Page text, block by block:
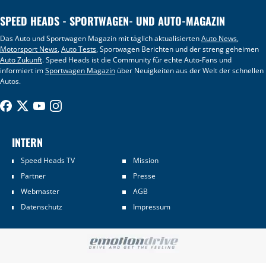
SPEED HEADS - SPORTWAGEN- UND AUTO-MAGAZIN
Das Auto und Sportwagen Magazin mit täglich aktualisiertenAuto News,
Motorsport News,Auto Tests, Sportwagen Berichten und der streng geheimen
Auto Zukunft. Speed Heads ist die Community für echte Auto-Fans und
informiert imSportwagen Magazin über Neuigkeiten aus der Welt der schnellen
Autos.
INTERN
Speed Heads TV
Mission
Partner
Presse
Webmaster
AGB
Datenschutz
Impressum